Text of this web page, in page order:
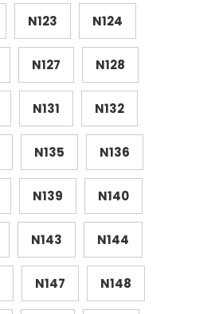
N123 N124
N127 N128
N131 N132
N135 N136
N139 N140
N143 N144
N147 N148